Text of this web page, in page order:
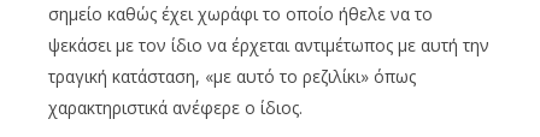
σημείο καθώς έχει χωράφι το οποίο ήθελε να το
ψεκάσει με τον ίδιο να έρχεται αντιμέτωπος με αυτή την
τραγική κατάσταση, «με αυτό το ρεζιλίκι» όπως
χαρακτηριστικά ανέφερε ο ίδιος.